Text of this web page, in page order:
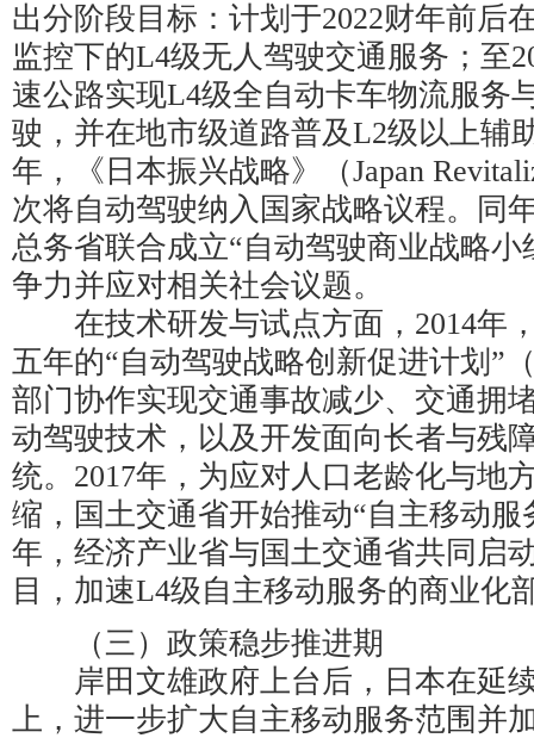
出分阶段目标：计划于2022财年前后
监控下的L4级无人驾驶交通服务；至
速公路实现L4级全自动卡车物流服务
驶，并在地市级道路普及L2级以上辅
年，《日本振兴战略》（Japan
次将自动驾驶纳入国家战略议程。同
总务省联合成立“自动驾驶商业战略小
争力并应对相关社会议题。
在技术研发与试点方面，2014年
五年的“自动驾驶战略创新促进计划”
部门协作实现交通事故减少、交通拥
动驾驶技术，以及开发面向长者与残
统。2017年，为应对人口老龄化与地
缩，国土交通省开始推动“自主移动服
年，经济产业省与国土交通省共同启
目，加速L4级自主移动服务的商业化
（三）政策稳步推进期
岸田文雄政府上台后，日本在延
上，进一步扩大自主移动服务范围并